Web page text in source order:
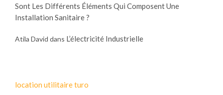
Sont Les Différents Éléments Qui Composent Une
Installation Sanitaire ?
Atila David dans L’électricité Industrielle
location utilitaire turo